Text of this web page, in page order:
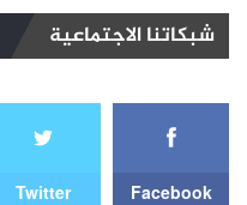
شبكاتنا الاجتماعية
Facebook
Twitter